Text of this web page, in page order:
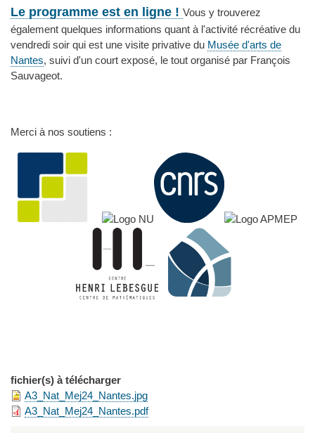
Le programme est en ligne ! Vous y trouverez
également quelques informations quant à l'activité récréative du
vendredi soir qui est une visite privative du Musée d'arts de
Nantes, suivi d'un court exposé, le tout organisé par François
Sauvageot.
Merci à nos soutiens :
fichier(s) à télécharger
A3_Nat_Mej24_Nantes.jpg
A3_Nat_Mej24_Nantes.pdf